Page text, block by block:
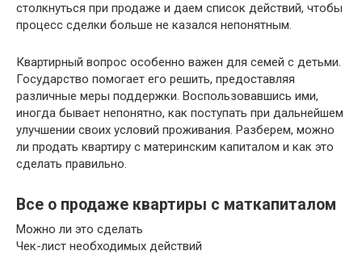
столкнуться при продаже и даем список действий, чтобы
процесс сделки больше не казался непонятным.
Квартирный вопрос особенно важен для семей с детьми.
Государство помогает его решить, предоставляя
различные меры поддержки. Воспользовавшись ими,
иногда бывает непонятно, как поступать при дальнейшем
улучшении своих условий проживания. Разберем, можно
ли продать квартиру с материнским капиталом и как это
сделать правильно.
Все о продаже квартиры с маткапиталом
Можно ли это сделать
Чек-лист необходимых действий